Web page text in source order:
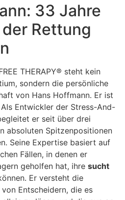
33 Jahre
Rettung
THERAPY® steht kein
sondern die persönliche
von Hans Hoffmann. Er ist
Entwickler der Stress-And-
er seit über drei
absoluten Spitzenpositionen
Seine Expertise basiert auf
Fällen, in denen er
geholfen hat, ihre sucht
Er versteht die
Entscheidern, die es